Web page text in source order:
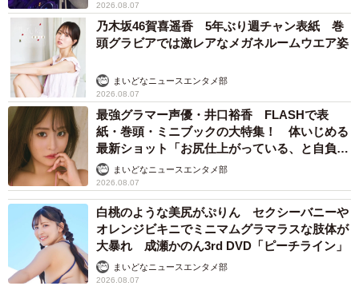
2026.08.07
乃木坂46賀喜遥香 5年ぶり週チャン表紙 巻
頭グラビアでは激レアなメガネルームウエア姿
まいどなニュースエンタメ部
2026.08.07
最強グラマー声優・井口裕香 FLASHで表
紙・巻頭・ミニブックの大特集！ 体いじめる
最新ショット「お尻仕上がっている、と自負し
ています」「いくつになっても理想の身体でい
たい」
まいどなニュースエンタメ部
2026.08.07
白桃のような美尻がぷりん セクシーバニーや
オレンジビキニでミニマムグラマラスな肢体が
大暴れ 成瀬かのん3rd DVD「ピーチライン」
まいどなニュースエンタメ部
2026.08.07